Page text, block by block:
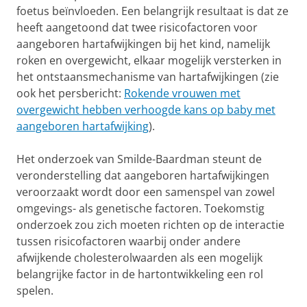
foetus beïnvloeden. Een belangrijk resultaat is dat ze
heeft aangetoond dat twee risicofactoren voor
aangeboren hartafwijkingen bij het kind, namelijk
roken en overgewicht, elkaar mogelijk versterken in
het ontstaansmechanisme van hartafwijkingen (zie
ook het persbericht: Rokende vrouwen met
overgewicht hebben verhoogde kans op baby met
aangeboren hartafwijking).
Het onderzoek van Smilde-Baardman steunt de
veronderstelling dat aangeboren hartafwijkingen
veroorzaakt wordt door een samenspel van zowel
omgevings- als genetische factoren. Toekomstig
onderzoek zou zich moeten richten op de interactie
tussen risicofactoren waarbij onder andere
afwijkende cholesterolwaarden als een mogelijk
belangrijke factor in de hartontwikkeling een rol
spelen.